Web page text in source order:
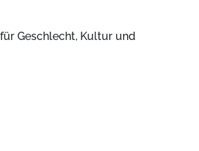
Geschlecht, Kultur und